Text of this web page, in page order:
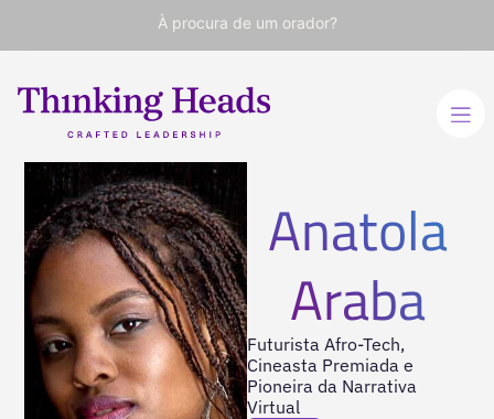
À procura de um orador?
Anatola
Araba
Futurista Afro-Tech,
Cineasta Premiada e
Pioneira da Narrativa
Virtual